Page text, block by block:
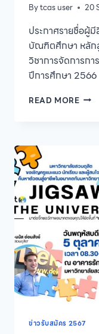
Bytcas user 20
ประกาศรายชื่อผู้
บัณฑิตศึกษา หลัก
วิชาการจัดการก
ปีการศึกษา
READ MOREประกา
สอบ
สัมภ
เข้า
ศึกษา
ระดับ
บัณฑิ
ศึกษา
หลัก
ศึกษา
ศาส
มหา
บัณฑิ
วิชากา
ข่าวรับสมัคร 2567